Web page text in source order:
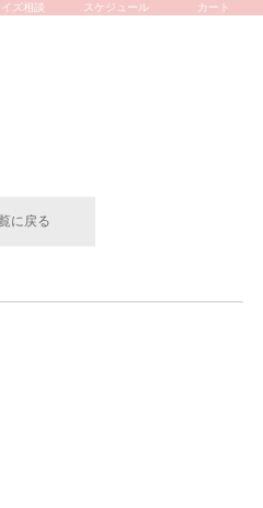
に戻る
イズ相談 スケジュール カート